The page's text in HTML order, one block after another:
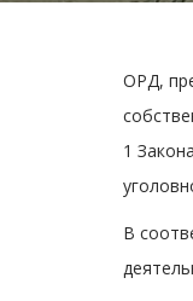
ОРД,
1
В